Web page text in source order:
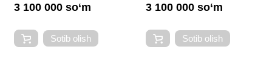
3 100 000 so‘m
Sotib olish
3 100 000 so‘m
Sotib olish